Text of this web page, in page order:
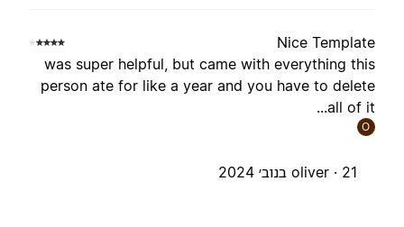
Nice
was super helpful, but came with everything
person ate for like a year and you have to
all of
oliver ·